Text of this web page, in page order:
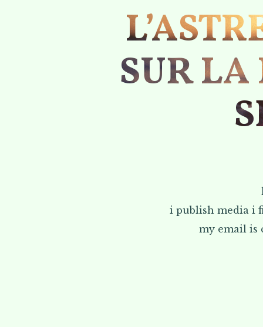
SUR
i publish media i
my email is